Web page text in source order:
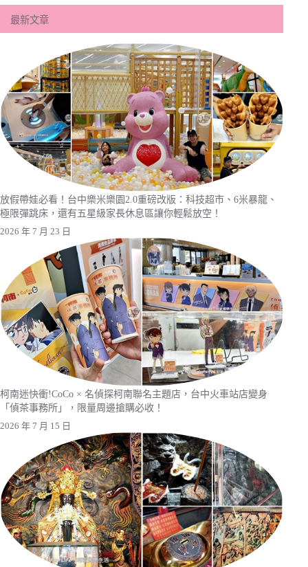
最新文章
放假帶娃必看！台中樂米樂園2.0重磅改版：科技超市、6米暴龍、
極限彈跳床，還有五星級家長休息區讓你輕鬆放空！
2026 年 7 月 23 日
柯南迷快衝!CoCo × 名偵探柯南聯名主題店，台中火車站店變身
「偵茶事務所」，限量周邊搶購必收！
2026 年 7 月 15 日